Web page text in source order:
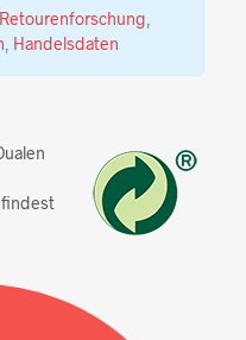
Retourenforschung
Handelsdaten
findest